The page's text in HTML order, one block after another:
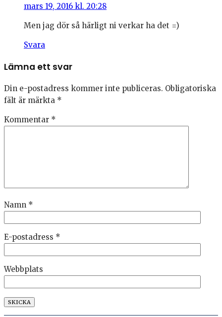
mars 19, 2016 kl. 20:28
Men jag dör så härligt ni verkar ha det =)
Svara
Lämna ett svar
Din e-postadress kommer inte publiceras. Obligatoriska
fält är märkta *
Kommentar *
Namn *
E-postadress *
Webbplats